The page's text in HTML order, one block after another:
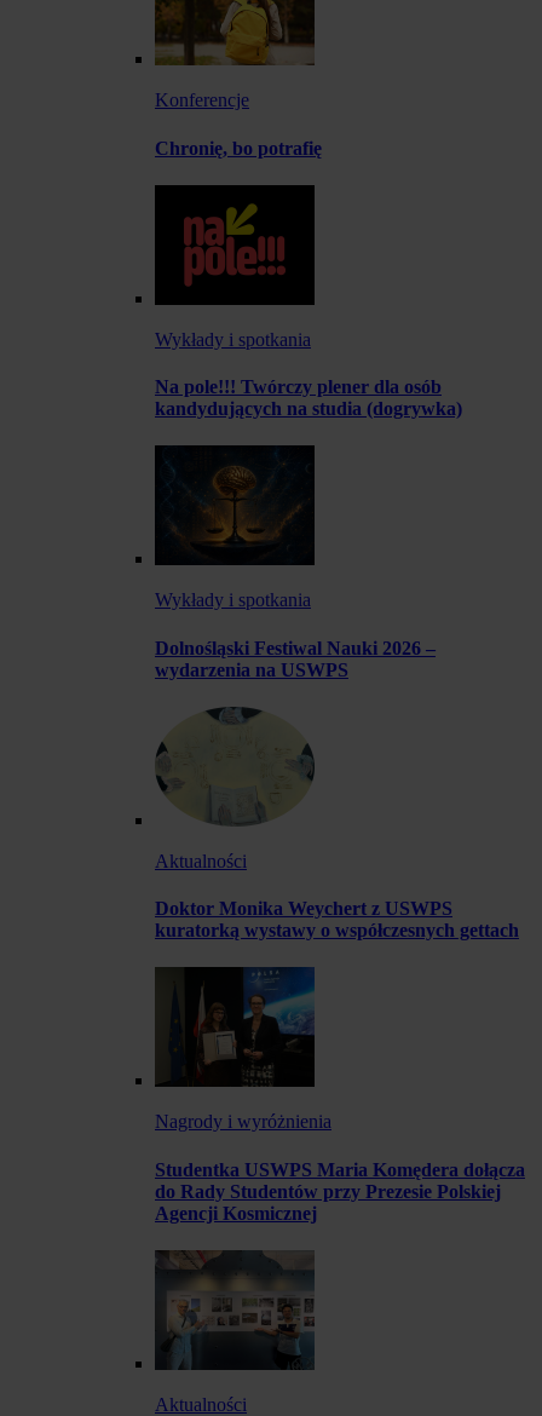
Konferencje
Chronię, bo potrafię
Wykłady i spotkania
Na pole!!! Twórczy plener dla osób
kandydujących na studia (dogrywka)
Wykłady i spotkania
Dolnośląski Festiwal Nauki 2026 –
wydarzenia na USWPS
Aktualności
Doktor Monika Weychert z USWPS
kuratorką wystawy o współczesnych gettach
Nagrody i wyróżnienia
Studentka USWPS Maria Komędera dołącza
do Rady Studentów przy Prezesie Polskiej
Agencji Kosmicznej
Aktualności